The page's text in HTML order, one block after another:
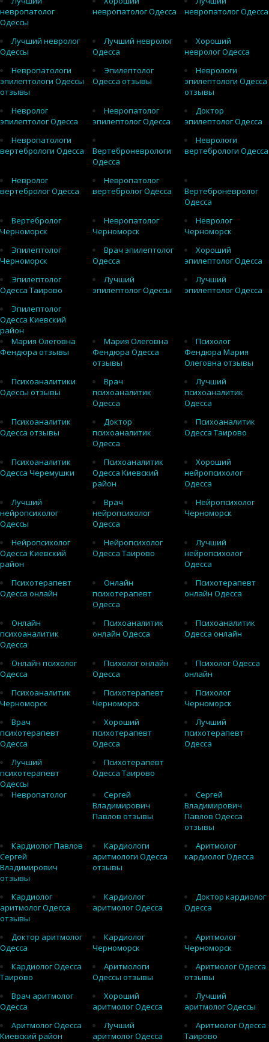
невропатолог
Одессы
невропатолог Одесса
невропатолог Одесса
Лучший невролог
Одессы
Лучший невролог
Одесса
Хороший
невролог Одесса
Невропатологи
эпилептологи Одессы
отзывы
Эпилептолог
Одесса отзывы
Неврологи
эпилептологи Одесса
отзывы
Невролог
эпилептолог Одесса
Невропатолог
эпилептолог Одесса
Доктор
эпилептолог Одесса
Невропатологи
вертебрологи Одесса
Вертеброневрологи
Одесса
Неврологи
вертебрологи Одесса
Невролог
вертебролог Одесса
Невропатолог
вертебролог Одесса
Вертеброневролог
Одесса
Вертебролог
Черноморск
Невропатолог
Черноморск
Невролог
Черноморск
Эпилептолог
Черноморск
Врач эпилептолог
Одесса
Хороший
эпилептолог Одесса
Эпилептолог
Одесса Таирово
Лучший
эпилептолог Одессы
Лучший
эпилептолог Одесса
Эпилептолог
Одесса Киевский
район
Мария Олеговна
Фендюра отзывы
Мария Олеговна
Фендюра Одесса
отзывы
Психолог
Фендюра Мария
Олеговна отзывы
Психоаналитики
Одессы отзывы
Врач
психоаналитик
Одесса
Лучший
психоаналитик
Одесса
Психоаналитик
Одесса отзывы
Доктор
психоаналитик
Одесса
Психоаналитик
Одесса Таирово
Психоаналитик
Одесса Черемушки
Психоаналитик
Одесса Киевский
район
Хороший
нейропсихолог
Одесса
Лучший
нейропсихолог
Одессы
Врач
нейропсихолог
Одесса
Нейропсихолог
Черноморск
Нейропсихолог
Одесса Киевский
район
Нейропсихолог
Одесса Таирово
Лучший
нейропсихолог
Одесса
Психотерапевт
Одесса онлайн
Онлайн
психотерапевт
Одесса
Психотерапевт
онлайн Одесса
Онлайн
психоаналитик
Одесса
Психоаналитик
онлайн Одесса
Психоаналитик
Одесса онлайн
Онлайн психолог
Одесса
Психолог онлайн
Одесса
Психолог Одесса
онлайн
Психоаналитик
Черноморск
Психотерапевт
Черноморск
Психолог
Черноморск
Врач
психотерапевт
Одесса
Хороший
психотерапевт
Одесса
Лучший
психотерапевт
Одесса
Лучший
психотерапевт
Одессы
Психотерапевт
Одесса Таирово
Невропатолог
Сергей
Владимирович
Павлов отзывы
Сергей
Владимирович
Павлов Одесса
отзывы
Кардиолог Павлов
Сергей
Владимирович
отзывы
Кардиологи
аритмологи Одесса
отзывы
Аритмолог
кардиолог Одесса
Кардиолог
аритмолог Одесса
отзывы
Кардиолог
аритмолог Одесса
Доктор кардиолог
Одесса
Доктор аритмолог
Одесса
Кардиолог
Черноморск
Аритмолог
Черноморск
Кардиолог Одесса
Таирово
Аритмологи
Одессы отзывы
Аритмолог Одесса
отзывы
Врач аритмолог
Одесса
Хороший
аритмолог Одесса
Лучший
аритмолог Одессы
Аритмолог Одесса
Киевский район
Лучший
аритмолог Одесса
Аритмолог Одесса
Таирово